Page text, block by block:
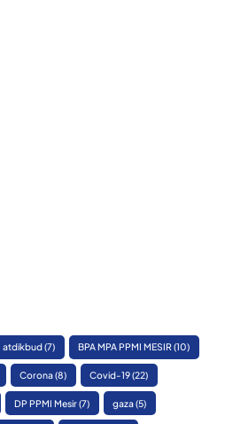
atdikbud(7) BPA MPA PPMI MESIR(10)
Corona(8) Covid-19(22)
DP PPMI Mesir(7) gaza(5)